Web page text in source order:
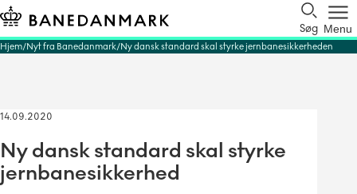
Søg Menu
Hjem Nyt fra Banedanmark Ny dansk standard skal styrke jernbanesikkerheden
14.09.2020
Ny dansk standard skal styrke
jernbanesikkerhed